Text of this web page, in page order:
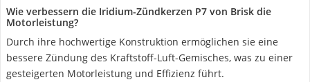
Wie verbessern die Iridium-Zündkerzen P7 von Brisk die
Motorleistung?
Durch ihre hochwertige Konstruktion ermöglichen sie eine
bessere Zündung des Kraftstoff-Luft-Gemisches, was zu einer
gesteigerten Motorleistung und Effizienz führt.